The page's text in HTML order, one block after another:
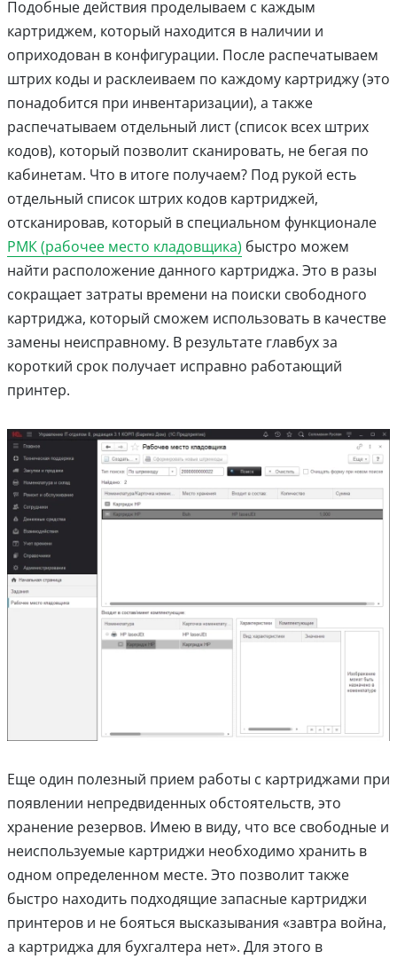
Подобные действия проделываем с каждым
картриджем, который находится в наличии и
оприходован в конфигурации. После распечатываем
штрих коды и расклеиваем по каждому картриджу (это
понадобится при инвентаризации), а также
распечатываем отдельный лист (список всех штрих
кодов), который позволит сканировать, не бегая по
кабинетам. Что в итоге получаем? Под рукой есть
отдельный список штрих кодов картриджей,
отсканировав, который в специальном функционале
РМК (рабочее место кладовщика) быстро можем
найти расположение данного картриджа. Это в разы
сокращает затраты времени на поиски свободного
картриджа, который сможем использовать в качестве
замены неисправному. В результате главбух за
короткий срок получает исправно работающий
принтер.
Еще один полезный прием работы с картриджами при
появлении непредвиденных обстоятельств, это
хранение резервов. Имею в виду, что все свободные и
неиспользуемые картриджи необходимо хранить в
одном определенном месте. Это позволит также
быстро находить подходящие запасные картриджи
принтеров и не бояться высказывания «завтра война,
а картриджа для бухгалтера нет». Для этого в